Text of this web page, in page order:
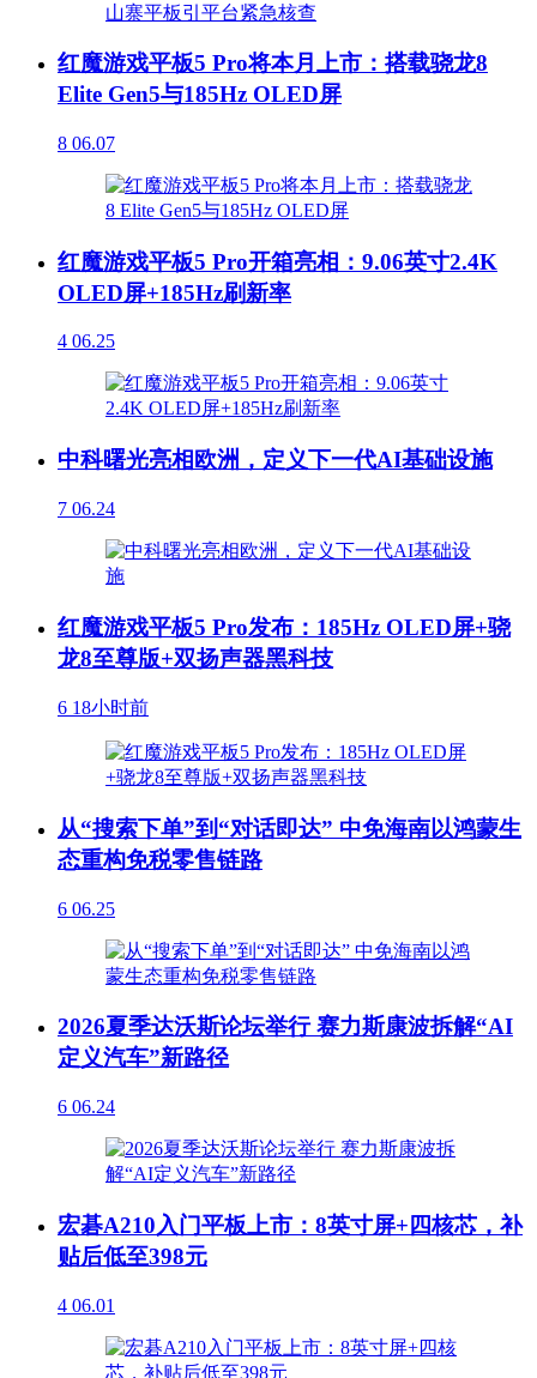
红魔游戏平板5 Pro将本月上市：搭载骁龙8
Elite Gen5与185Hz OLED屏
8 06.07
红魔游戏平板5 Pro开箱亮相：9.06英寸2.4K
OLED屏+185Hz刷新率
4 06.25
中科曙光亮相欧洲，定义下一代AI基础设施
7 06.24
红魔游戏平板5 Pro发布：185Hz OLED屏+骁
龙8至尊版+双扬声器黑科技
6 18小时前
从“搜索下单”到“对话即达” 中免海南以鸿蒙生
态重构免税零售链路
6 06.25
2026夏季达沃斯论坛举行 赛力斯康波拆解“AI
定义汽车”新路径
6 06.24
宏碁A210入门平板上市：8英寸屏+四核芯，补
贴后低至398元
4 06.01